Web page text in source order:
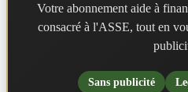
Votre abonnement aide à
consacré à l'ASSE, tout en
Sans publicité